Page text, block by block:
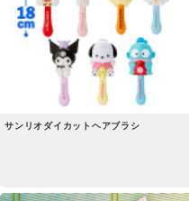
サンリオダイカットヘアブラシ